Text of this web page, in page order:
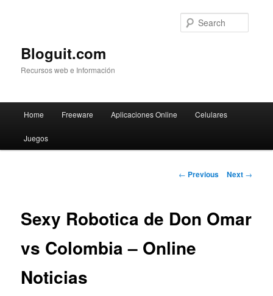
Bloguit.com
Recursos web e Información
Skip
to
Home Freeware Aplicaciones Online Celulares
Juegos
Post
← Previous Next →
Sexy Robotica de Don Omar
vs Colombia – Online
Noticias